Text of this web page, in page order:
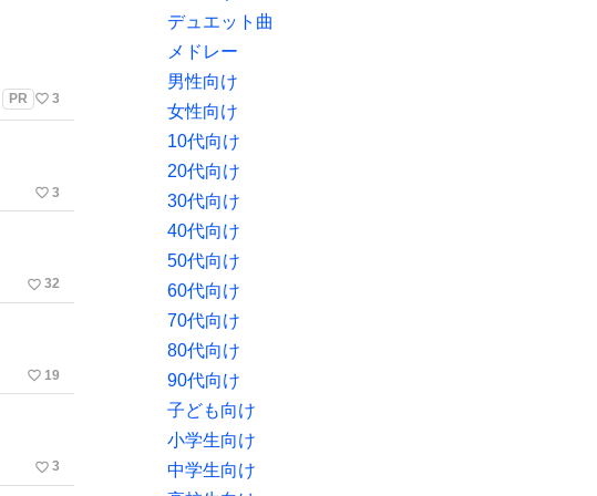
PR favorite_border 3
favorite_border 3
favorite_border 32
favorite_border 19
favorite_border 3
デュエット曲
メドレー
男性向け
女性向け
10代向け
20代向け
30代向け
40代向け
50代向け
60代向け
70代向け
80代向け
90代向け
子ども向け
小学生向け
中学生向け